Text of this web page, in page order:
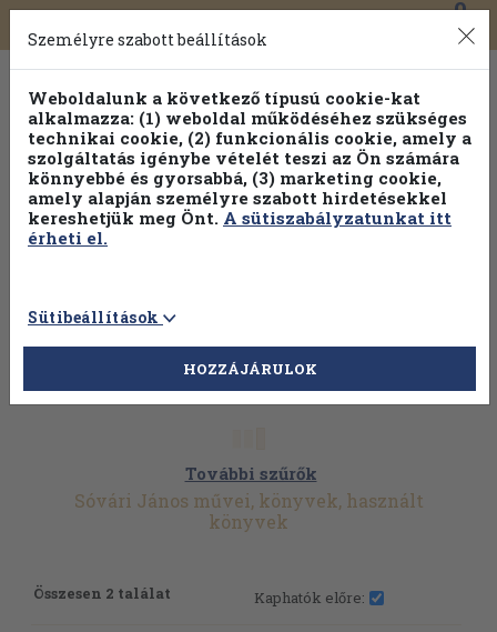
Toggle
navigation
0
További szűrők
Sóvári János művei, könyvek, használt
könyvek
Összesen 2 találat Kaphatók előre:
Személyre szabott beállítások
Weboldalunk a következő típusú cookie-kat
alkalmazza: (1) weboldal működéséhez szükséges
technikai cookie, (2) funkcionális cookie, amely a
szolgáltatás igénybe vételét teszi az Ön számára
könnyebbé és gyorsabbá, (3) marketing cookie,
amely alapján személyre szabott hirdetésekkel
kereshetjük meg Önt. A sütiszabályzatunkat itt
érheti el.
Sütibeállítások
HOZZÁJÁRULOK